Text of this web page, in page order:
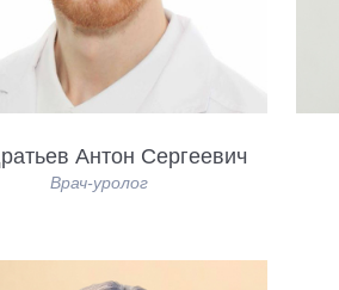
Антон Сергеевич
Врач-уролог